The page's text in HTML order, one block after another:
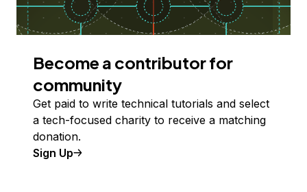
Become a contributor for
community
Get paid to write technical tutorials and select
a tech-focused charity to receive a matching
donation.
Sign Up